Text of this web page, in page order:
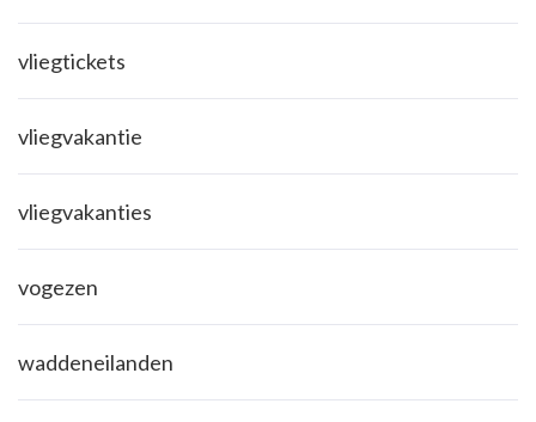
vliegtickets
vliegvakantie
vliegvakanties
vogezen
waddeneilanden